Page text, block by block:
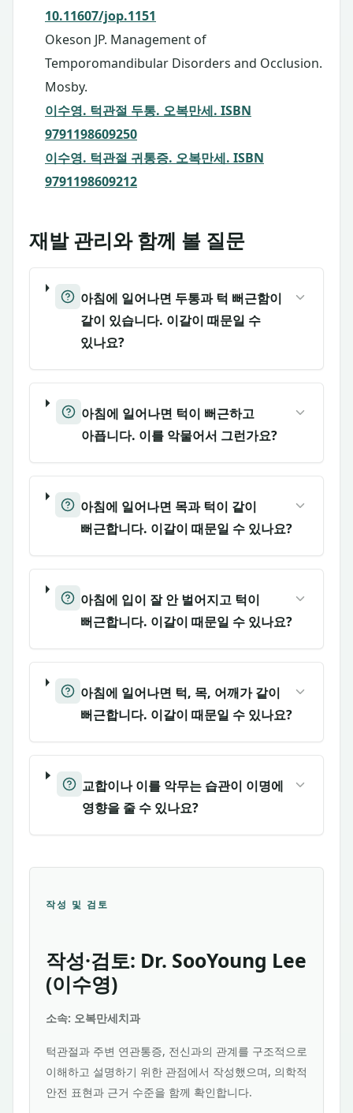
10.11607/jop.1151
Okeson JP. Management of
Temporomandibular Disorders and Occlusion.
Mosby.
이수영. 턱관절 두통. 오복만세. ISBN
9791198609250
이수영. 턱관절 귀통증. 오복만세. ISBN
9791198609212
재발 관리와 함께 볼 질문
아침에 일어나면 두통과 턱 뻐근함이
같이 있습니다. 이갈이 때문일 수
있나요?
아침에 일어나면 턱이 뻐근하고
아픕니다. 이를 악물어서 그런가요?
아침에 일어나면 목과 턱이 같이
뻐근합니다. 이갈이 때문일 수 있나요?
아침에 입이 잘 안 벌어지고 턱이
뻐근합니다. 이갈이 때문일 수 있나요?
아침에 일어나면 턱, 목, 어깨가 같이
뻐근합니다. 이갈이 때문일 수 있나요?
교합이나 이를 악무는 습관이 이명에
영향을 줄 수 있나요?
작성 및 검토
작성·검토: Dr. SooYoung Lee
(이수영)
소속: 오복만세치과
턱관절과 주변 연관통증, 전신과의 관계를 구조적으로
이해하고 설명하기 위한 관점에서 작성했으며, 의학적
안전 표현과 근거 수준을 함께 확인합니다.